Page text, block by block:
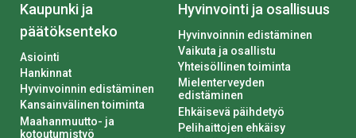
Kaupunki ja
päätöksenteko
Asiointi
Hankinnat
Hyvinvoinnin edistäminen
Kansainvälinen toiminta
Maahanmuutto- ja
kotoutumistyö
Hyvinvointi ja osallisuus
Hyvinvoinnin edistäminen
Vaikuta ja osallistu
Yhteisöllinen toiminta
Mielenterveyden
edistäminen
Ehkäisevä päihdetyö
Pelihaittojen ehkäisy